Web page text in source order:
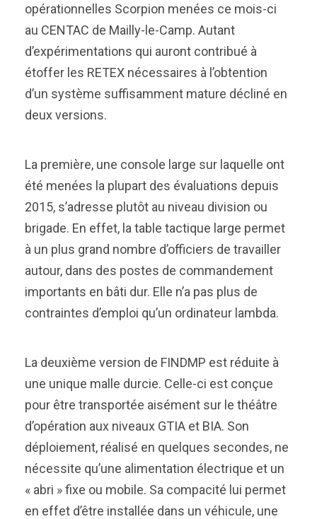
opérationnelles Scorpion menées ce mois-ci
au CENTAC de Mailly-le-Camp. Autant
d’expérimentations qui auront contribué à
étoffer les RETEX nécessaires à l’obtention
d’un système suffisamment mature décliné en
deux versions.
La première, une console large sur laquelle ont
été menées la plupart des évaluations depuis
2015, s’adresse plutôt au niveau division ou
brigade. En effet, la table tactique large permet
à un plus grand nombre d’officiers de travailler
autour, dans des postes de commandement
importants en bâti dur. Elle n’a pas plus de
contraintes d’emploi qu’un ordinateur lambda.
La deuxième version de FINDMP est réduite à
une unique malle durcie. Celle-ci est conçue
pour être transportée aisément sur le théâtre
d’opération aux niveaux GTIA et BIA. Son
déploiement, réalisé en quelques secondes, ne
nécessite qu’une alimentation électrique et un
« abri » fixe ou mobile. Sa compacité lui permet
en effet d’être installée dans un véhicule, une